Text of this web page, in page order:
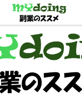
副業界隈